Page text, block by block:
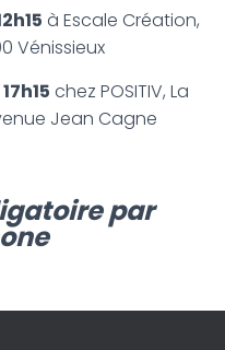
à Escale Création,
Vénissieux
chez POSITIV, La
Jean Cagne
par